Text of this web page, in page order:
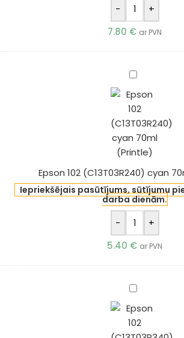
-
+
7.80 € ar PVN
Epson
cyan
70ml
(Printle)
Epson 102 (C13T03R240) cyan
Iepriekšējais pasūtījums, sūtījumu
darba dienām.
-
+
5.40 € ar PVN
Epson
magenta